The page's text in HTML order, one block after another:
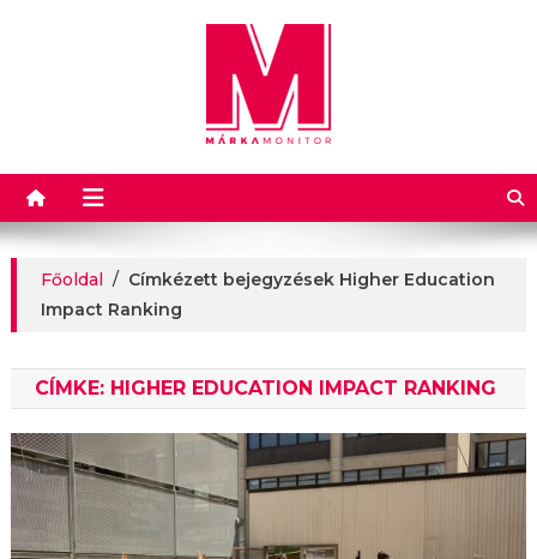
Márkamonitor
Főoldal / Címkézett bejegyzések Higher Education
Impact Ranking
CÍMKE: HIGHER EDUCATION IMPACT RANKING